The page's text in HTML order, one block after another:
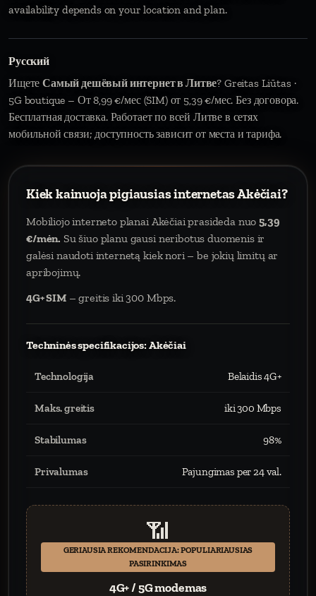
availability depends on your location and plan.
Русский
ИщетеСамый дешёвый интернет в Литве? Greitas Liūtas ·
5G boutique – От 8,99 €/мес (SIM) от 5,39 €/мес. Без договора.
Бесплатная доставка. Работает по всей Литве в сетях
мобильной связи; доступность зависит от места и тарифа.
Kiek kainuoja pigiausias internetas Akėčiai?
Mobiliojo interneto planai Akėčiai prasideda nuo5,39
€/mėn. Su šiuo planu gausi neribotus duomenis ir
galėsi naudoti internetą kiek nori – be jokių limitų ar
apribojimų.
4G+ SIM– greitis iki 300 Mbps.
Techninės specifikacijos: Akėčiai
Technologija Belaidis 4G+
Maks. greitis iki 300 Mbps
Stabilumas 98%
Privalumas Pajungimas per 24 val.
📶
GERIAUSIA REKOMENDACIJA: POPULIARIAUSIAS
PASIRINKIMAS
4G+ / 5G modemas